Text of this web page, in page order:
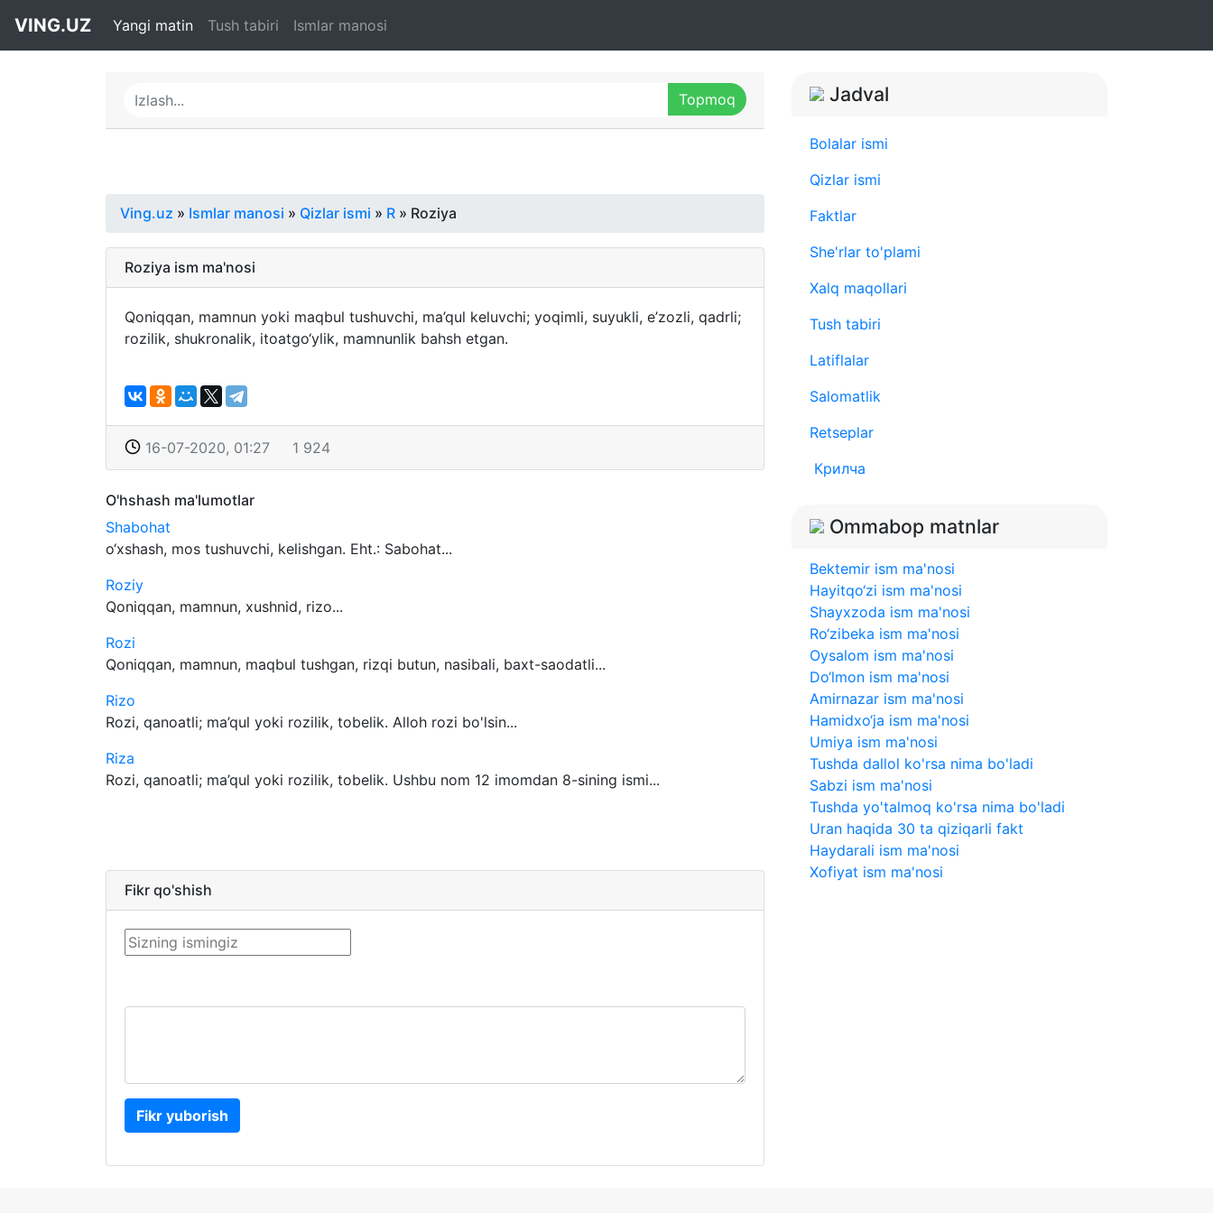
VING.UZ Yangi matin Tush tabiri Ismlar manosi
Ving.uz » Ismlar manosi » Qizlar ismi » R » Roziya
Roziya ism ma'nosi
Qoniqqan, mamnun yoki maqbul tushuvchi, ma’qul keluvchi; yoqimli, suyukli, e’zozli, qadrli;
rozilik, shukronalik, itoatgo‘ylik, mamnunlik bahsh etgan.
16-07-2020, 01:27 1 924
O'hshash ma'lumotlar
Shabohat
o‘xshash, mos tushuvchi, kelishgan. Eht.: Sabohat...
Roziy
Qoniqqan, mamnun, xushnid, rizo...
Rozi
Qoniqqan, mamnun, maqbul tushgan, rizqi butun, nasibali, baxt-saodatli...
Rizo
Rozi, qanoatli; ma’qul yoki rozilik, tobelik. Alloh rozi bo'lsin...
Riza
Rozi, qanoatli; ma’qul yoki rozilik, tobelik. Ushbu nom 12 imomdan 8-sining ismi...
Fikr qo'shish
Fikr yuborish
Jadval
Bolalar ismi
Qizlar ismi
Faktlar
She'rlar to'plami
Xalq maqollari
Tush tabiri
Latiflalar
Salomatlik
Retseplar
Крилча
Ommabop matnlar
Bektemir ism ma'nosi
Hayitqo‘zi ism ma'nosi
Shayxzoda ism ma'nosi
Ro‘zibeka ism ma'nosi
Oysalom ism ma'nosi
Do‘lmon ism ma'nosi
Amirnazar ism ma'nosi
Hamidxo‘ja ism ma'nosi
Umiya ism ma'nosi
Tushda dallol ko'rsa nima bo'ladi
Sabzi ism ma'nosi
Tushda yo'talmoq ko'rsa nima bo'ladi
Uran haqida 30 ta qiziqarli fakt
Haydarali ism ma'nosi
Xofiyat ism ma'nosi